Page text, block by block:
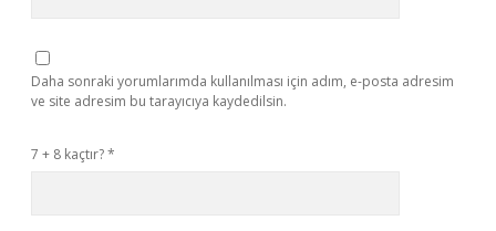
Daha sonraki yorumlarımda kullanılması için adım, e-posta adresim
ve site adresim bu tarayıcıya kaydedilsin.
7 + 8 kaçtır?*